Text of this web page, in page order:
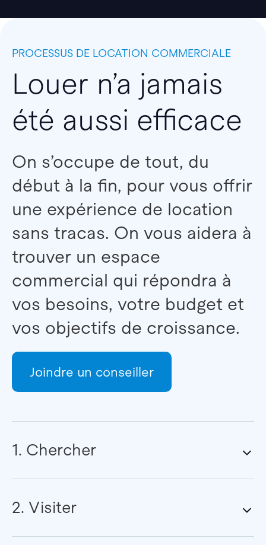
PROCESSUS DE LOCATION COMMERCIALE
Louer n’a jamais
été aussi efficace
On s’occupe de tout, du
début à la fin, pour vous offrir
une expérience de location
sans tracas. On vous aidera à
trouver un espace
commercial qui répondra à
vos besoins, votre budget et
vos objectifs de croissance.
Joindre un conseiller
1. Chercher
2. Visiter